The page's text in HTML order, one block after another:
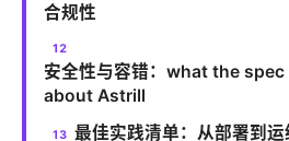
合规性
安全性与容错：what the
about Astrill
最佳实践清单：从部署到